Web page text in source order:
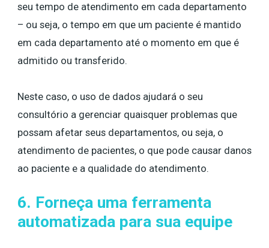
seu tempo de atendimento em cada departamento
– ou seja, o tempo em que um paciente é mantido
em cada departamento até o momento em que é
admitido ou transferido.
Neste caso, o uso de dados ajudará o seu
consultório a gerenciar quaisquer problemas que
possam afetar seus departamentos, ou seja, o
atendimento de pacientes, o que pode causar danos
ao paciente e a qualidade do atendimento.
6. Forneça uma ferramenta
automatizada para sua equipe